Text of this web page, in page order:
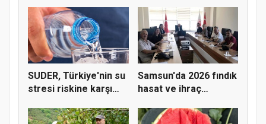
SUDER, Türkiye'nin su
stresi riskine karşı
Samsun'da 2026 fındık
hasat ve ihraç